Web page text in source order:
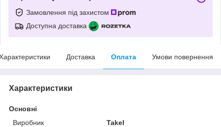
Замовлення під захистом
Доступна доставка
Доставка Оплата Умови повернення
Характеристики
Основні
Виробник
Takel